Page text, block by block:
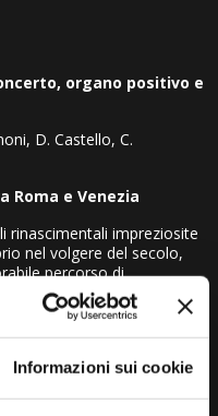
Informazioni sui cookie
organo positivo e
D. Castello, C.
Roma e Venezia
rinascimentali impreziosite
nel volgere del secolo,
percorso di
completare l’affresco
dal maestro Alberto